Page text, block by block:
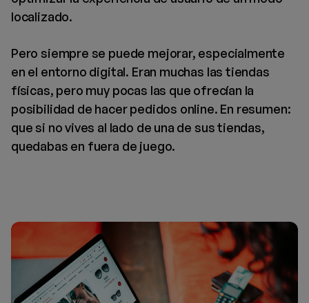
localizado.
Pero siempre se puede mejorar, especialmente
en el entorno digital. Eran muchas las tiendas
físicas, pero muy pocas las que ofrecían la
posibilidad de hacer pedidos online. En resumen:
que si no vives al lado de una de sus tiendas,
quedabas en fuera de juego.